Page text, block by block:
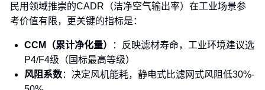
民用领域推崇的CADR（洁净空气输出率）在工业场景参
考价值有限，更关键的指标是：
CCM（累计净化量）
：反映滤材寿命，工业环境建议选
P4/F4级（国标最高等级）
风阻系数：决定风机能耗，静电式比滤网式风阻低30%-